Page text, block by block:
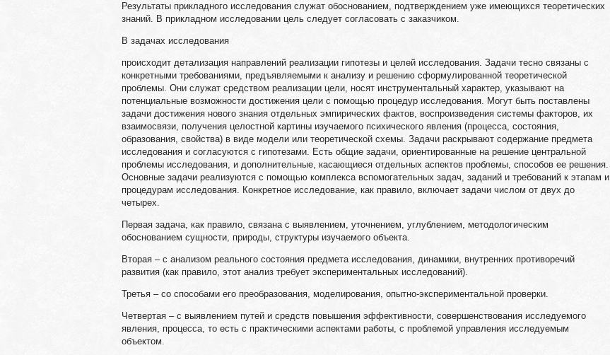
Результаты прикладного исследования служат обоснованием, подтверждением уже имеющихся теоретических
знаний. В прикладном исследовании цель следует согласовать с заказчиком.
В задачах исследования
происходит детализация направлений реализации гипотезы и целей исследования. Задачи тесно связаны с
конкретными требованиями, предъявляемыми к анализу и решению сформулированной теоретической
проблемы. Они служат средством реализации цели, носят инструментальный характер, указывают на
потенциальные возможности достижения цели с помощью процедур исследования. Могут быть поставлены
задачи достижения нового знания отдельных эмпирических фактов, воспроизведения системы факторов, их
взаимосвязи, получения целостной картины изучаемого психического явления (процесса, состояния,
образования, свойства) в виде модели или теоретической схемы. Задачи раскрывают содержание предмета
исследования и согласуются с гипотезами. Есть общие задачи, ориентированные на решение центральной
проблемы исследования, и дополнительные, касающиеся отдельных аспектов проблемы, способов ее решения.
Основные задачи реализуются с помощью комплекса вспомогательных задач, заданий и требований к этапам и
процедурам исследования. Конкретное исследование, как правило, включает задачи числом от двух до
четырех.
Первая задача, как правило, связана с выявлением, уточнением, углублением, методологическим
обоснованием сущности, природы, структуры изучаемого объекта.
Вторая – с анализом реального состояния предмета исследования, динамики, внутренних противоречий
развития (как правило, этот анализ требует экспериментальных исследований).
Третья – со способами его преобразования, моделирования, опытно-экспериментальной проверки.
Четвертая – с выявлением путей и средств повышения эффективности, совершенствования исследуемого
явления, процесса, то есть с практическими аспектами работы, с проблемой управления исследуемым
объектом.